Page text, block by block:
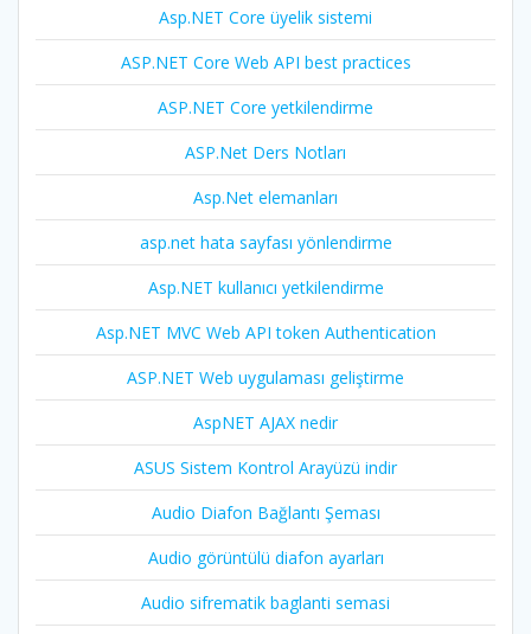
Asp.NET Core üyelik sistemi
ASP.NET Core Web API best practices
ASP.NET Core yetkilendirme
ASP.Net Ders Notları
Asp.Net elemanları
asp.net hata sayfası yönlendirme
Asp.NET kullanıcı yetkilendirme
Asp.NET MVC Web API token Authentication
ASP.NET Web uygulaması geliştirme
AspNET AJAX nedir
ASUS Sistem Kontrol Arayüzü indir
Audio Diafon Bağlantı Şeması
Audio görüntülü diafon ayarları
Audio sifrematik baglanti semasi